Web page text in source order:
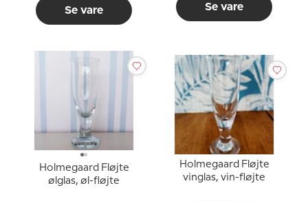
Se vare Se vare
Holmegaard Fløjte
ølglas, øl-fløjte
Holmegaard Fløjte
vinglas, vin-fløjte